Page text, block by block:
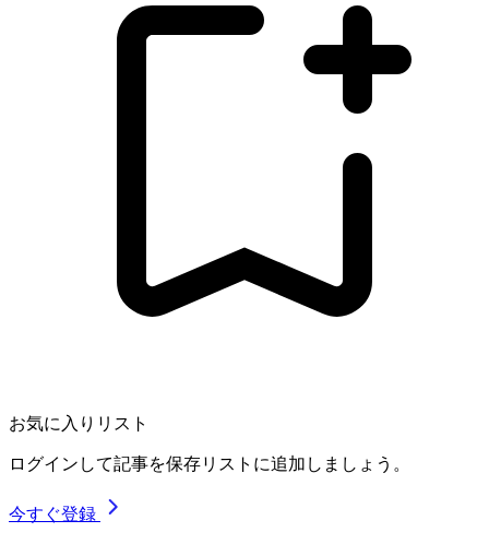
お気に入りリスト
ログインして記事を保存リストに追加しましょう。
今すぐ登録